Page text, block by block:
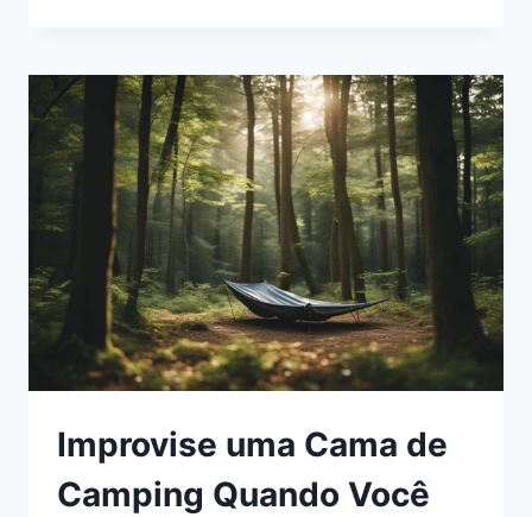
DESCONFORTO
E
QUANDO
O
SAPATO
RASGA
NO
CAMPING
Improvise uma Cama de
Camping Quando Você